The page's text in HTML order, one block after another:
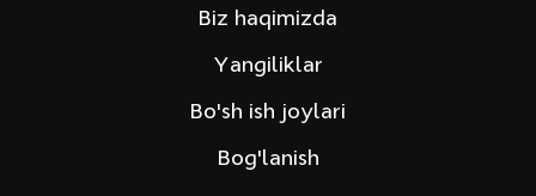
Biz haqimizda
Yangiliklar
Bo'sh ish joylari
Bog'lanish